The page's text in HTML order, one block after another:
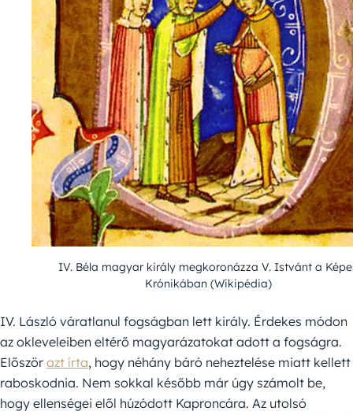
IV. Béla magyar király megkoronázza V. Istvánt a
Krónikában (Wikipédia)
IV. László váratlanul fogságban lett király. Érdekes módon
az okleveleiben eltérő magyarázatokat adott a fogságra.
Először azt írta, hogy néhány báró neheztelése miatt kellett
raboskodnia. Nem sokkal később már úgy számolt be,
hogy ellenségei elől húzódott Kaproncára. Az utolsó